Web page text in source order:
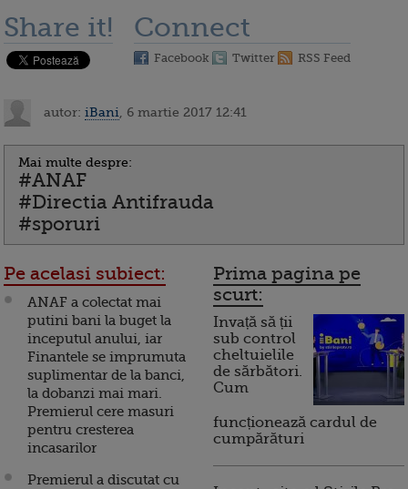
Share it! Connect
Facebook Twitter RSS Feed
autor: iBani , 6 martie 2017 12:41
Mai multe despre:
#ANAF
#Directia Antifrauda
#sporuri
Pe acelasi subiect:
ANAF a colectat mai
putini bani la buget la
inceputul anului, iar
Finantele se imprumuta
suplimentar de la banci,
la dobanzi mai mari.
Premierul cere masuri
pentru cresterea
incasarilor
Premierul a discutat cu
Prima pagina pe
scurt:
Invață să ții
sub control
cheltuielile
de sărbători.
Cum
funcționează cardul de
cumpărături